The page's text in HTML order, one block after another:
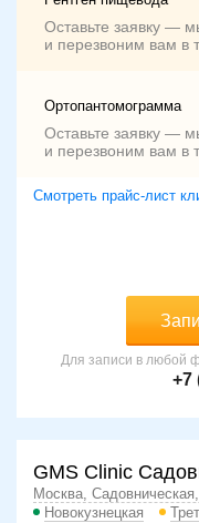
Оставьте заявку —
и перезвоним вам в
Ортопантомограмма
Оставьте заявку —
и перезвоним вам в
Смотреть прайс-лист
Для записи в любой
+7
GMS Clinic
Москва,
Новокузнецкая